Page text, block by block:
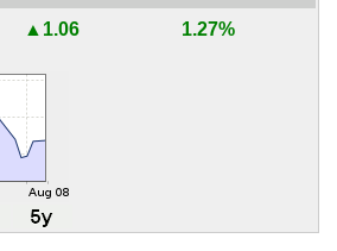
▲1.06 1.27%